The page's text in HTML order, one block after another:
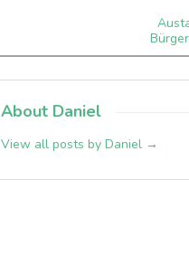
About Daniel
View all posts by Daniel →